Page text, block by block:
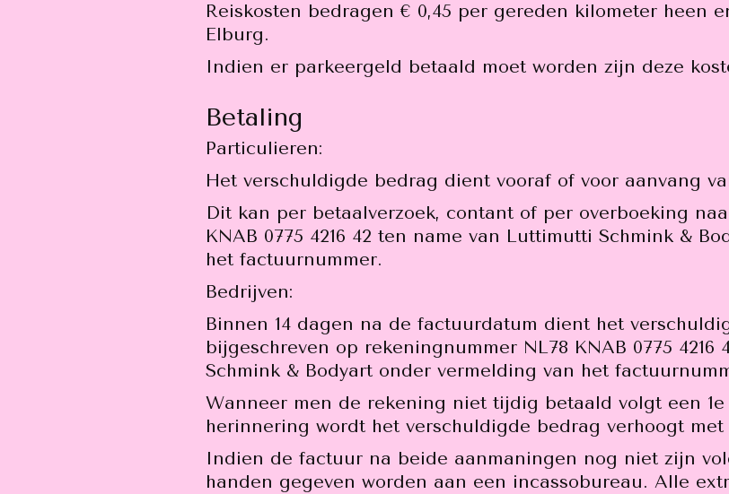
Reiskosten bedragen € 0,45 per gereden kilometer heen
Elburg.
Indien er parkeergeld betaald moet worden zijn deze
Betaling
Particulieren:
Het verschuldigde bedrag dient vooraf of voor aanvang
Dit kan per betaalverzoek, contant of per overboeking
KNAB 0775 4216 42 ten name van Luttimutti Schmink &
het factuurnummer.
Bedrijven:
Binnen 14 dagen na de factuurdatum dient het
bijgeschreven op rekeningnummer NL78 KNAB 0775
Schmink & Bodyart onder vermelding van het
Wanneer men de rekening niet tijdig betaald volgt een
herinnering wordt het verschuldigde bedrag verhoogt
Indien de factuur na beide aanmaningen nog niet zijn
handen gegeven worden aan een incassobureau. Alle